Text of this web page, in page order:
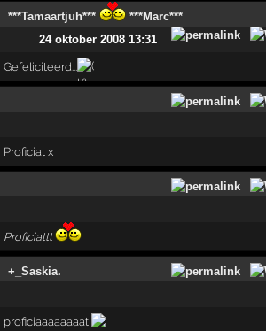
***Tamaartjuh***
***Marc***
24 oktober 2008 13:31
Gefeliciteerd...
Proficiat x
Proficiattt
+_Saskia.
proficiaaaaaaaat